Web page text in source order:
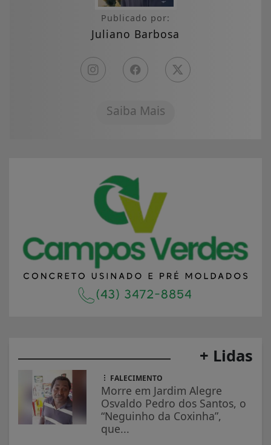
Publicado por:
Juliano Barbosa
Saiba Mais
+ Lidas
FALECIMENTO
Morre em Jardim Alegre
Osvaldo Pedro dos Santos, o
“Neguinho da Coxinha”,
que...